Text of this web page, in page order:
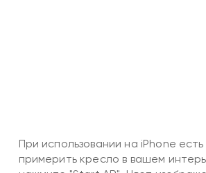
При использовании на iPhone
примерить кресло в вашем